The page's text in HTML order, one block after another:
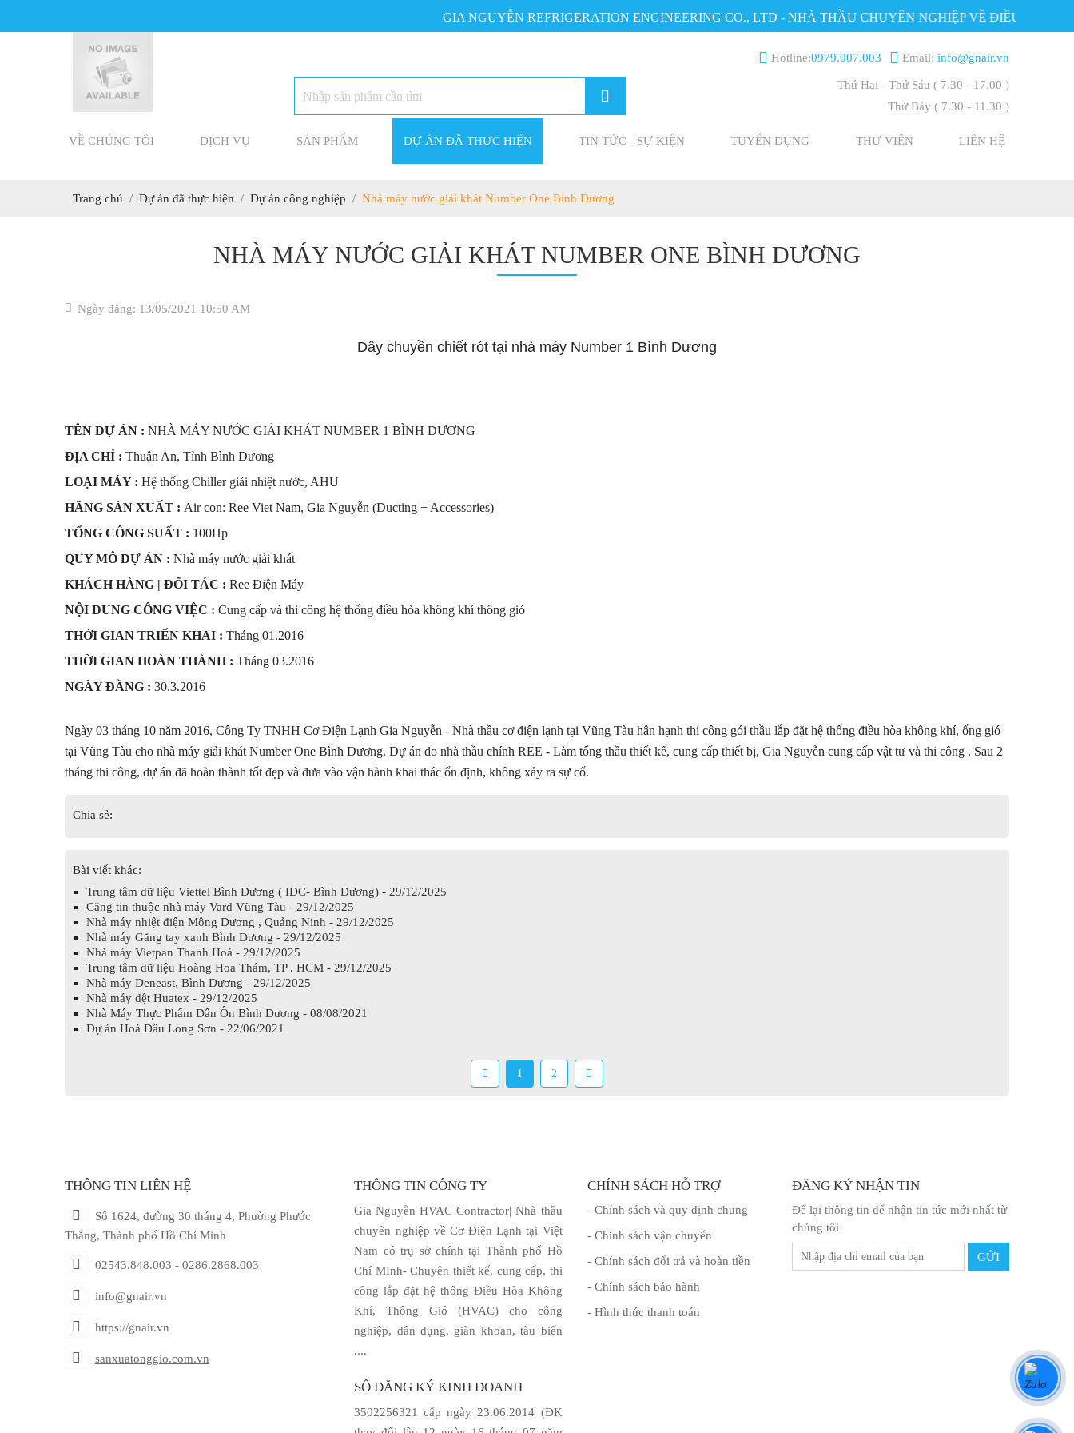
GIA NGUYỄN REFRIGERATION ENGINEERING CO., LTD - NHÀ THẦU CHUYÊN NGHIỆP VỀ ĐIỀU HÒA
Hotline:0979.007.003 Email:info@gnair.vn
Thứ Hai - Thứ Sáu( 7.30 - 17.00 )
Thứ Bảy( 7.30 - 11.30 )
VỀ CHÚNG TÔI DỊCH VỤ SẢN PHẨM DỰ ÁN ĐÃ THỰC HIỆN TIN TỨC - SỰ KIỆN TUYỂN DỤNG THƯ VIỆN LIÊN HỆ
Trang chủ Dự án đã thực hiện Dự án công nghiệp Nhà máy nước giải khát Number One Bình Dương
NHÀ MÁY NƯỚC GIẢI KHÁT NUMBER ONE BÌNH DƯƠNG
Ngày đăng: 13/05/2021 10:50 AM
Dây chuyền chiết rót tại nhà máy Number 1 Bình Dương
TÊN DỰ ÁN : NHÀ MÁY NƯỚC GIẢI KHÁT NUMBER 1 BÌNH DƯƠNG
ĐỊA CHỈ : Thuận An, Tỉnh Bình Dương
LOẠI MÁY : Hệ thống Chiller giải nhiệt nước, AHU
HÃNG SẢN XUẤT : Air con: Ree Viet Nam, Gia Nguyễn (Ducting + Accessories)
TỔNG CÔNG SUẤT : 100Hp
QUY MÔ DỰ ÁN : Nhà máy nước giải khát
KHÁCH HÀNG | ĐỐI TÁC : Ree Điện Máy
NỘI DUNG CÔNG VIỆC : Cung cấp và thi công hệ thống điều hòa không khí thông gió
THỜI GIAN TRIỂN KHAI : Tháng 01.2016
THỜI GIAN HOÀN THÀNH : Tháng 03.2016
NGÀY ĐĂNG : 30.3.2016
Ngày 03 tháng 10 năm 2016, Công Ty TNHH Cơ Điện Lạnh Gia Nguyễn - Nhà thầu cơ điện lạnh tại Vũng Tàu hân hạnh thi công gói thầu lắp đặt hệ thống điều hòa không khí, ống gió
tại Vũng Tàu cho nhà máy giải khát Number One Bình Dương. Dự án do nhà thầu chính REE - Làm tổng thầu thiết kế, cung cấp thiết bị, Gia Nguyễn cung cấp vật tư và thi công . Sau 2
tháng thi công, dự án đã hoàn thành tốt đẹp và đưa vào vận hành khai thác ổn định, không xảy ra sự cố.
Chia sẻ:
Bài viết khác:
Trung tâm dữ liệu Viettel Bình Dương ( IDC- Bình Dương) - 29/12/2025
Căng tin thuộc nhà máy Vard Vũng Tàu - 29/12/2025
Nhà máy nhiệt điện Mông Dương , Quảng Ninh - 29/12/2025
Nhà máy Găng tay xanh Bình Dương - 29/12/2025
Nhà máy Vietpan Thanh Hoá - 29/12/2025
Trung tâm dữ liệu Hoàng Hoa Thám, TP . HCM - 29/12/2025
Nhà máy Deneast, Bình Dương - 29/12/2025
Nhà máy dệt Huatex - 29/12/2025
Nhà Máy Thực Phẩm Dân Ôn Bình Dương - 08/08/2021
Dự án Hoá Dầu Long Sơn - 22/06/2021
1 2
THÔNG TIN LIÊN HỆ
Số 1624, đường 30 tháng 4, Phường Phước
Thắng, Thành phố Hồ Chí Minh
02543.848.003 - 0286.2868.003
info@gnair.vn
https://gnair.vn
sanxuatonggio.com.vn
THÔNG TIN CÔNG TY
Gia Nguyễn HVAC Contractor| Nhà thầu
chuyên nghiệp về Cơ Điện Lạnh tại Việt
Nam có trụ sở chính tại Thành phố Hồ
Chí MInh- Chuyên thiết kế, cung cấp, thi
công lắp đặt hệ thống Điều Hòa Không
Khí, Thông Gió (HVAC) cho công
nghiệp, dân dụng, giàn khoan, tàu biển
....
SỐ ĐĂNG KÝ KINH DOANH
3502256321 cấp ngày 23.06.2014 (ĐK
CHÍNH SÁCH HỖ TRỢ
- Chính sách và quy định chung
- Chính sách vận chuyển
- Chính sách đổi trả và hoàn tiền
- Chính sách bảo hành
- Hình thức thanh toán
ĐĂNG KÝ NHẬN TIN
Để lại thông tin để nhận tin tức mới nhất từ
chúng tôi